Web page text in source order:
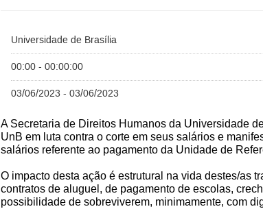
Universidade de Brasília
00:00 - 00:00:00
03/06/2023 - 03/06/2023
A Secretaria de Direitos Humanos da Universidade
UnB em luta contra o corte em seus salários e
salários referente ao pagamento da Unidade de
O impacto desta ação é estrutural na vida destes/as
contratos de aluguel, de pagamento de escolas,
possibilidade de sobreviverem, minimamente, com